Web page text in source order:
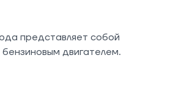
представляет собой
двигателем.